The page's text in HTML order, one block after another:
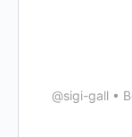
@sigi-gall •